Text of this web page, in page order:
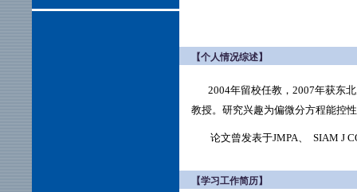
【个人情况综述】
2004年留校任教，2007年获东北
教授。研究兴趣为偏微分方程能控
论文曾发表于JMPA、 SIAM J
【学习工作简历】